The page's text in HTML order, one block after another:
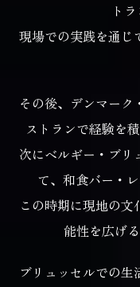
ト
現場での実践を通じ
その後、デンマーク
ストランで経験を積
次にベルギー・ブ
て、 和食バー・
この時期に現地の
能性を広げ
ブリュッセルでの